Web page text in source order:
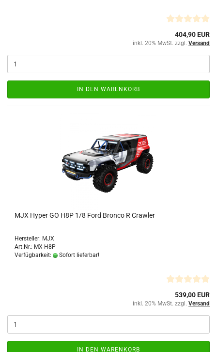
404,90 EUR
inkl. 20% MwSt. zzgl. Versand
IN DEN WARENKORB
MJX Hyper GO H8P 1/8 Ford Bronco R Crawler
Hersteller: MJX
Art.Nr.: MX-H8P
Verfügbarkeit:
Sofort lieferbar!
539,00 EUR
inkl. 20% MwSt. zzgl. Versand
IN DEN WARENKORB